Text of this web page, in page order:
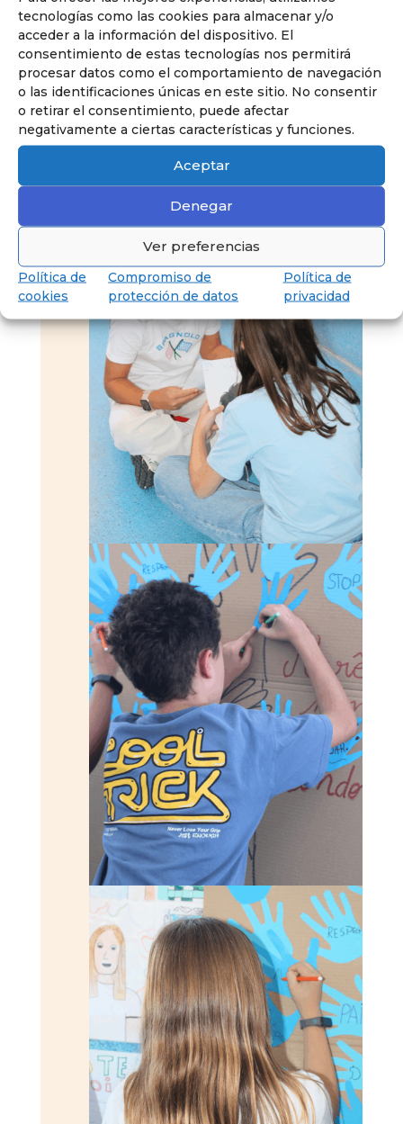
tecnologías como las cookies para almacenar y/o
acceder a la información del dispositivo. El
consentimiento de estas tecnologías nos permitirá
procesar datos como el comportamiento de navegación
o las identificaciones únicas en este sitio. No consentir
o retirar el consentimiento, puede afectar
negativamente a ciertas características y funciones.
Aceptar
Denegar
Ver preferencias
Política de
cookies
Compromiso de
protección de datos
Política de
privacidad